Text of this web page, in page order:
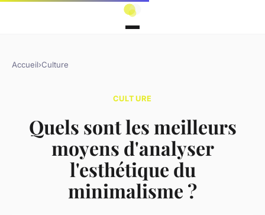
Accueil›Culture
CULTURE
Quels sont les meilleurs
moyens d'analyser
l'esthétique du
minimalisme ?